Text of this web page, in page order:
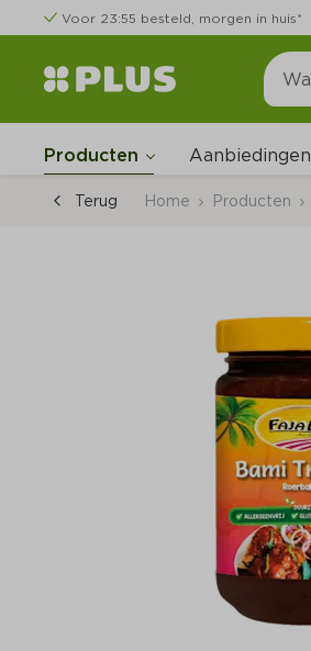
Voor 23:55 besteld, morgen in huis*
Producten Aanbiedingen
Terug Home Producten